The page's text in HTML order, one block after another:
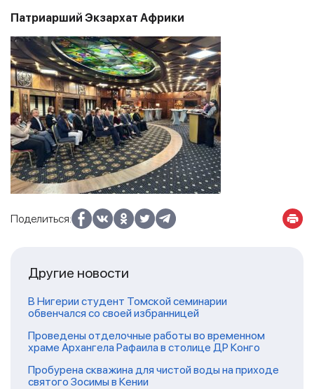
Патриарший Экзархат Африки
Поделиться:
Другие новости
В Нигерии студент Томской семинарии
обвенчался со своей избранницей
Проведены отделочные работы во временном
храме Архангела Рафаила в столице ДР Конго
Пробурена скважина для чистой воды на приходе
святого Зосимы в Кении